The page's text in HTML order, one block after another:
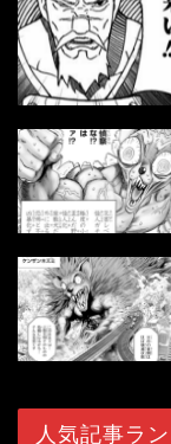
人気記事ラ